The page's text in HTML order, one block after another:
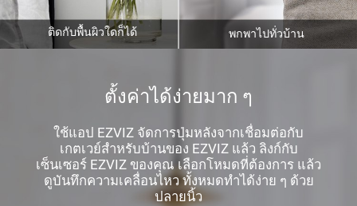
ติดกับพื้นผิวใดก็ได้ พกพาไปทั่วบ้าน
ตั้งค่าได้ง่ายมาก ๆ
ใช้แอป EZVIZ จัดการปุ่มหลังจากเชื่อมต่อกับ
เกตเวย์สำหรับบ้านของ EZVIZ แล้ว ลิงก์กับ
เซ็นเซอร์ EZVIZ ของคุณ เลือกโหมดที่ต้องการ แล้ว
ดูบันทึกความเคลื่อนไหว ทั้งหมดทำได้ง่าย ๆ ด้วย
ปลายนิ้ว